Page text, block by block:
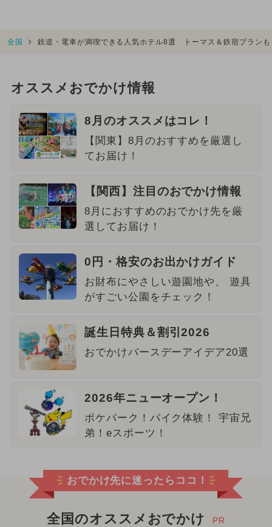
全国 鉄道・電車が満喫できる人気ホテル8選 トーマス＆鉄宿プランも
オススメおでかけ情報
8月のオススメはコレ！
【関東】8月のおすすめを厳選し
てお届け！
【関西】注目のおでかけ情報
8月におすすめのおでかけ先を厳
選してお届け！
0円・格安のお出かけガイド
お財布にやさしい遊園地や、 遊具
がすごい公園をチェック！
誕生日特典＆割引2026
おでかけバースデーアイデア20選
2026年ニューオープン！
ポケパーク！バイク体験！ 宇宙兄
弟！eスポーツ！
おでかけ先に迷ったらココ！
全国のオススメおでかけ PR